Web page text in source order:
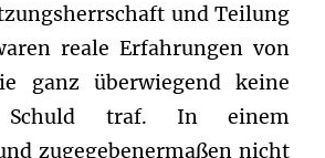
und Teilung
reale Erfahrungen von
ganz überwiegend keine
Schuld traf. In einem
zugegebenermaßen nicht